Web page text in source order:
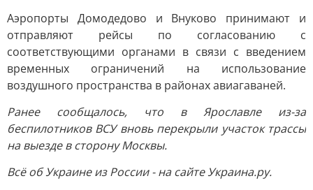
Аэропорты Домодедово и Внуково принимают и
отправляют рейсы по согласованию с
соответствующими органами в связи с введением
временных ограничений на использование
воздушного пространства в районах авиагаваней.
Ранее сообщалось, что в Ярославле из-за
беспилотников ВСУ вновь перекрыли участок трассы
на выезде в сторону Москвы.
Всё об Украине из России - на сайте Украина.ру.